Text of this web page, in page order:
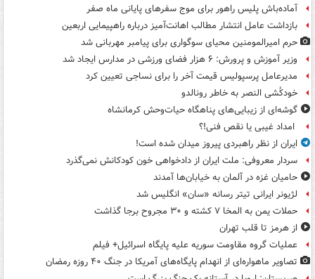
آماده‌باش پلیس راهور برای موج سفرهای پایانی ماه صفر
بازداشت عامل انتشار مطالب اهانت‌آمیز درباره راهپیمایی اربعین
حرم امیرالمومنین محیای سوگواری برای پیامبر مهربانی شد
وزیر آموزش و پرورش: ۶ هزار فضای ورزشی در مدارس ایجاد شد
مدیرعامل پرسپولیس قیمت آخر را برای نساجی تعیین کرد
خودکُشی النصر به خاطر رونالدو
گوشه‌ای از زیبایی‌های پناهگاه‌ حیات‌وحش کرمانشاه
امداد غیبی یا نقص فنی!؟
ایران از نظر راهبردی پیروز میدان شده است!
سردار معروفی: ملت ایران از دادخواهی خون کودکانش نمی‌گذرد
حامیان غزه در آلمان به خیابان‌ها آمدند
لژیونر ایرانی تیتر رسانه «سان» انگلیس شد
حملات یمن به المخا ۷ کشته و ۳۰ مجروح برجا گذاشت
از هرمز تا قلب تهران
عملیات گروه مقاومت سوریه علیه پایگاه اسرائیل+ فیلم
تصاویر ماهواره‌ای از انهدام پایگاه‌های آمریکا در جنگ ۴۰ روزه رمضان